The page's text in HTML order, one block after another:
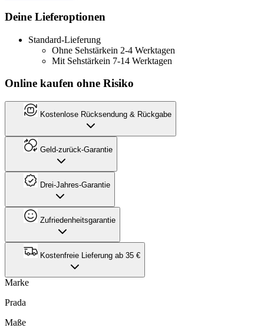
Deine Lieferoptionen
Standard-Lieferung
Ohne Sehstärkein 2-4 Werktagen
Mit Sehstärkein 7-14 Werktagen
Online kaufen ohne Risiko
Kostenlose Rücksendung & Rückgabe
Geld-zurück-Garantie
Drei-Jahres-Garantie
Zufriedenheitsgarantie
Kostenfreie Lieferung ab 35 €
Marke
Prada
Maße